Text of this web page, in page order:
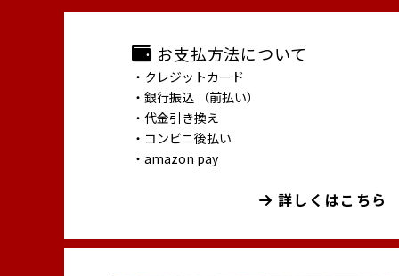
お支払方法について
・クレジットカード
・銀行振込 （前払い）
・代金引き換え
・コンビニ後払い
・amazon pay
詳しくはこちら